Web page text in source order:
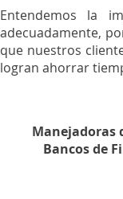
Entendemos la
adecuadamente,
que nuestros
logran ahorrar
Manejadoras
Bancos de